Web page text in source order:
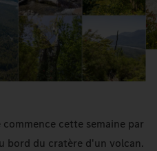
cette semaine par
bord du cratère d'un volcan.